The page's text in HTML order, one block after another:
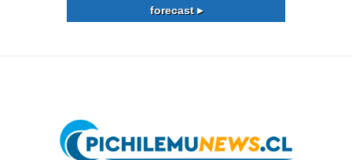
forecast ▸